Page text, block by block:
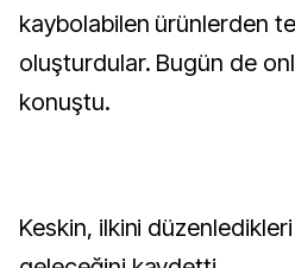
kaybolabilen ürünlerden
oluşturdular. Bugün de
konuştu.
Keskin, ilkini düzenledikleri